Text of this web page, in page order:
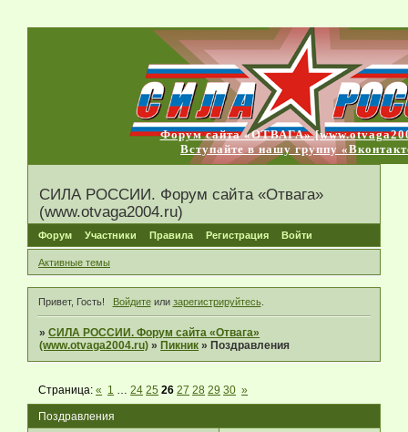
Форум сайта «ОТВАГА»
Вступайте в нашу группу
СИЛА РОССИИ. Форум сайта «Отвага»
(www.otvaga2004.ru)
Форум Участники Правила Регистрация Войти
Активные темы
Привет, Гость! Войдитеили зарегистрируйтесь.
»СИЛА РОССИИ. Форум сайта «Отвага»
(www.otvaga2004.ru) » Пикник » Поздравления
Поздравления
Страница:« 1 24 25 26 27 28 29 30 »